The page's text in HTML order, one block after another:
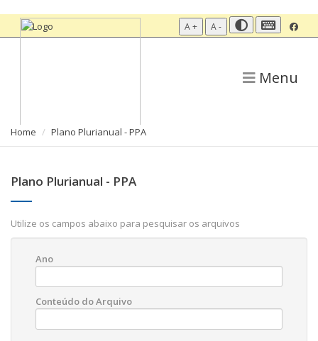
A + A -
Menu
Home Plano Plurianual - PPA
Plano Plurianual - PPA
Utilize os campos abaixo para pesquisar os arquivos
Ano
Conteúdo do Arquivo